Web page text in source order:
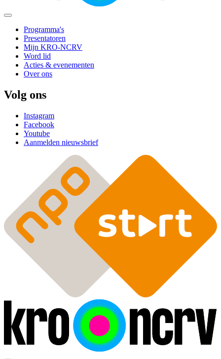
Programma's
Presentatoren
Mijn KRO-NCRV
Word lid
Acties & evenementen
Over ons
Volg ons
Instagram
Facebook
Youtube
Aanmelden nieuwsbrief